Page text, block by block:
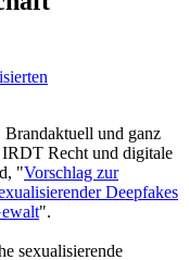
und ganz
Recht und digitale
"Vorschlag zur
Deepfakes
".
sexualisierende